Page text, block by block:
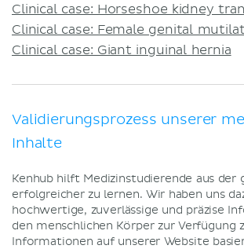
Clinical case: Horseshoe kidney
Clinical case: Female genital
Clinical case: Giant inguinal hernia
Validierungsprozess unserer
Inhalte
Kenhub hilft Medizinstudierende aus der
erfolgreicher zu lernen. Wir haben uns
hochwertige, zuverlässige und präzise
den menschlichen Körper zur Verfügung
Informationen auf unserer Website